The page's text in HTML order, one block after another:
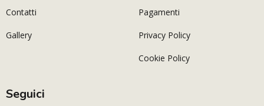
Contatti
Gallery
Pagamenti
Privacy Policy
Cookie Policy
Seguici